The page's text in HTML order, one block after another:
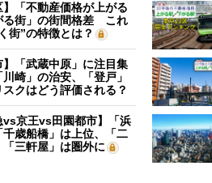
】「不動産価格が上がる
る街」の街間格差 これ
街”の特徴とは？
】「武蔵中原」に注目集
川崎」の治安、「登戸」
クはどう評価される？
vs京王vs田園都市】「浜
千歳船橋」は上位、「二
「三軒屋」は圏外に